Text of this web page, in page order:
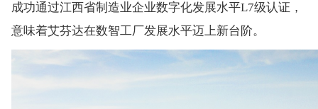
成功通过江西省制造业企业数字化发展水平L7级认证，
意味着艾芬达在数智工厂发展水平迈上新台阶。